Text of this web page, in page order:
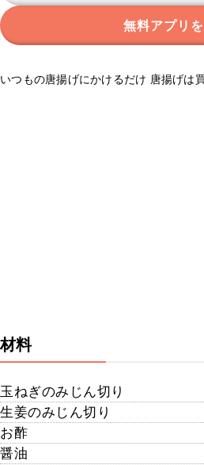
無料アプリを
いつもの唐揚げにかけるだけ 唐揚げは
材料
玉ねぎのみじん切り
生姜のみじん切り
お酢
醤油